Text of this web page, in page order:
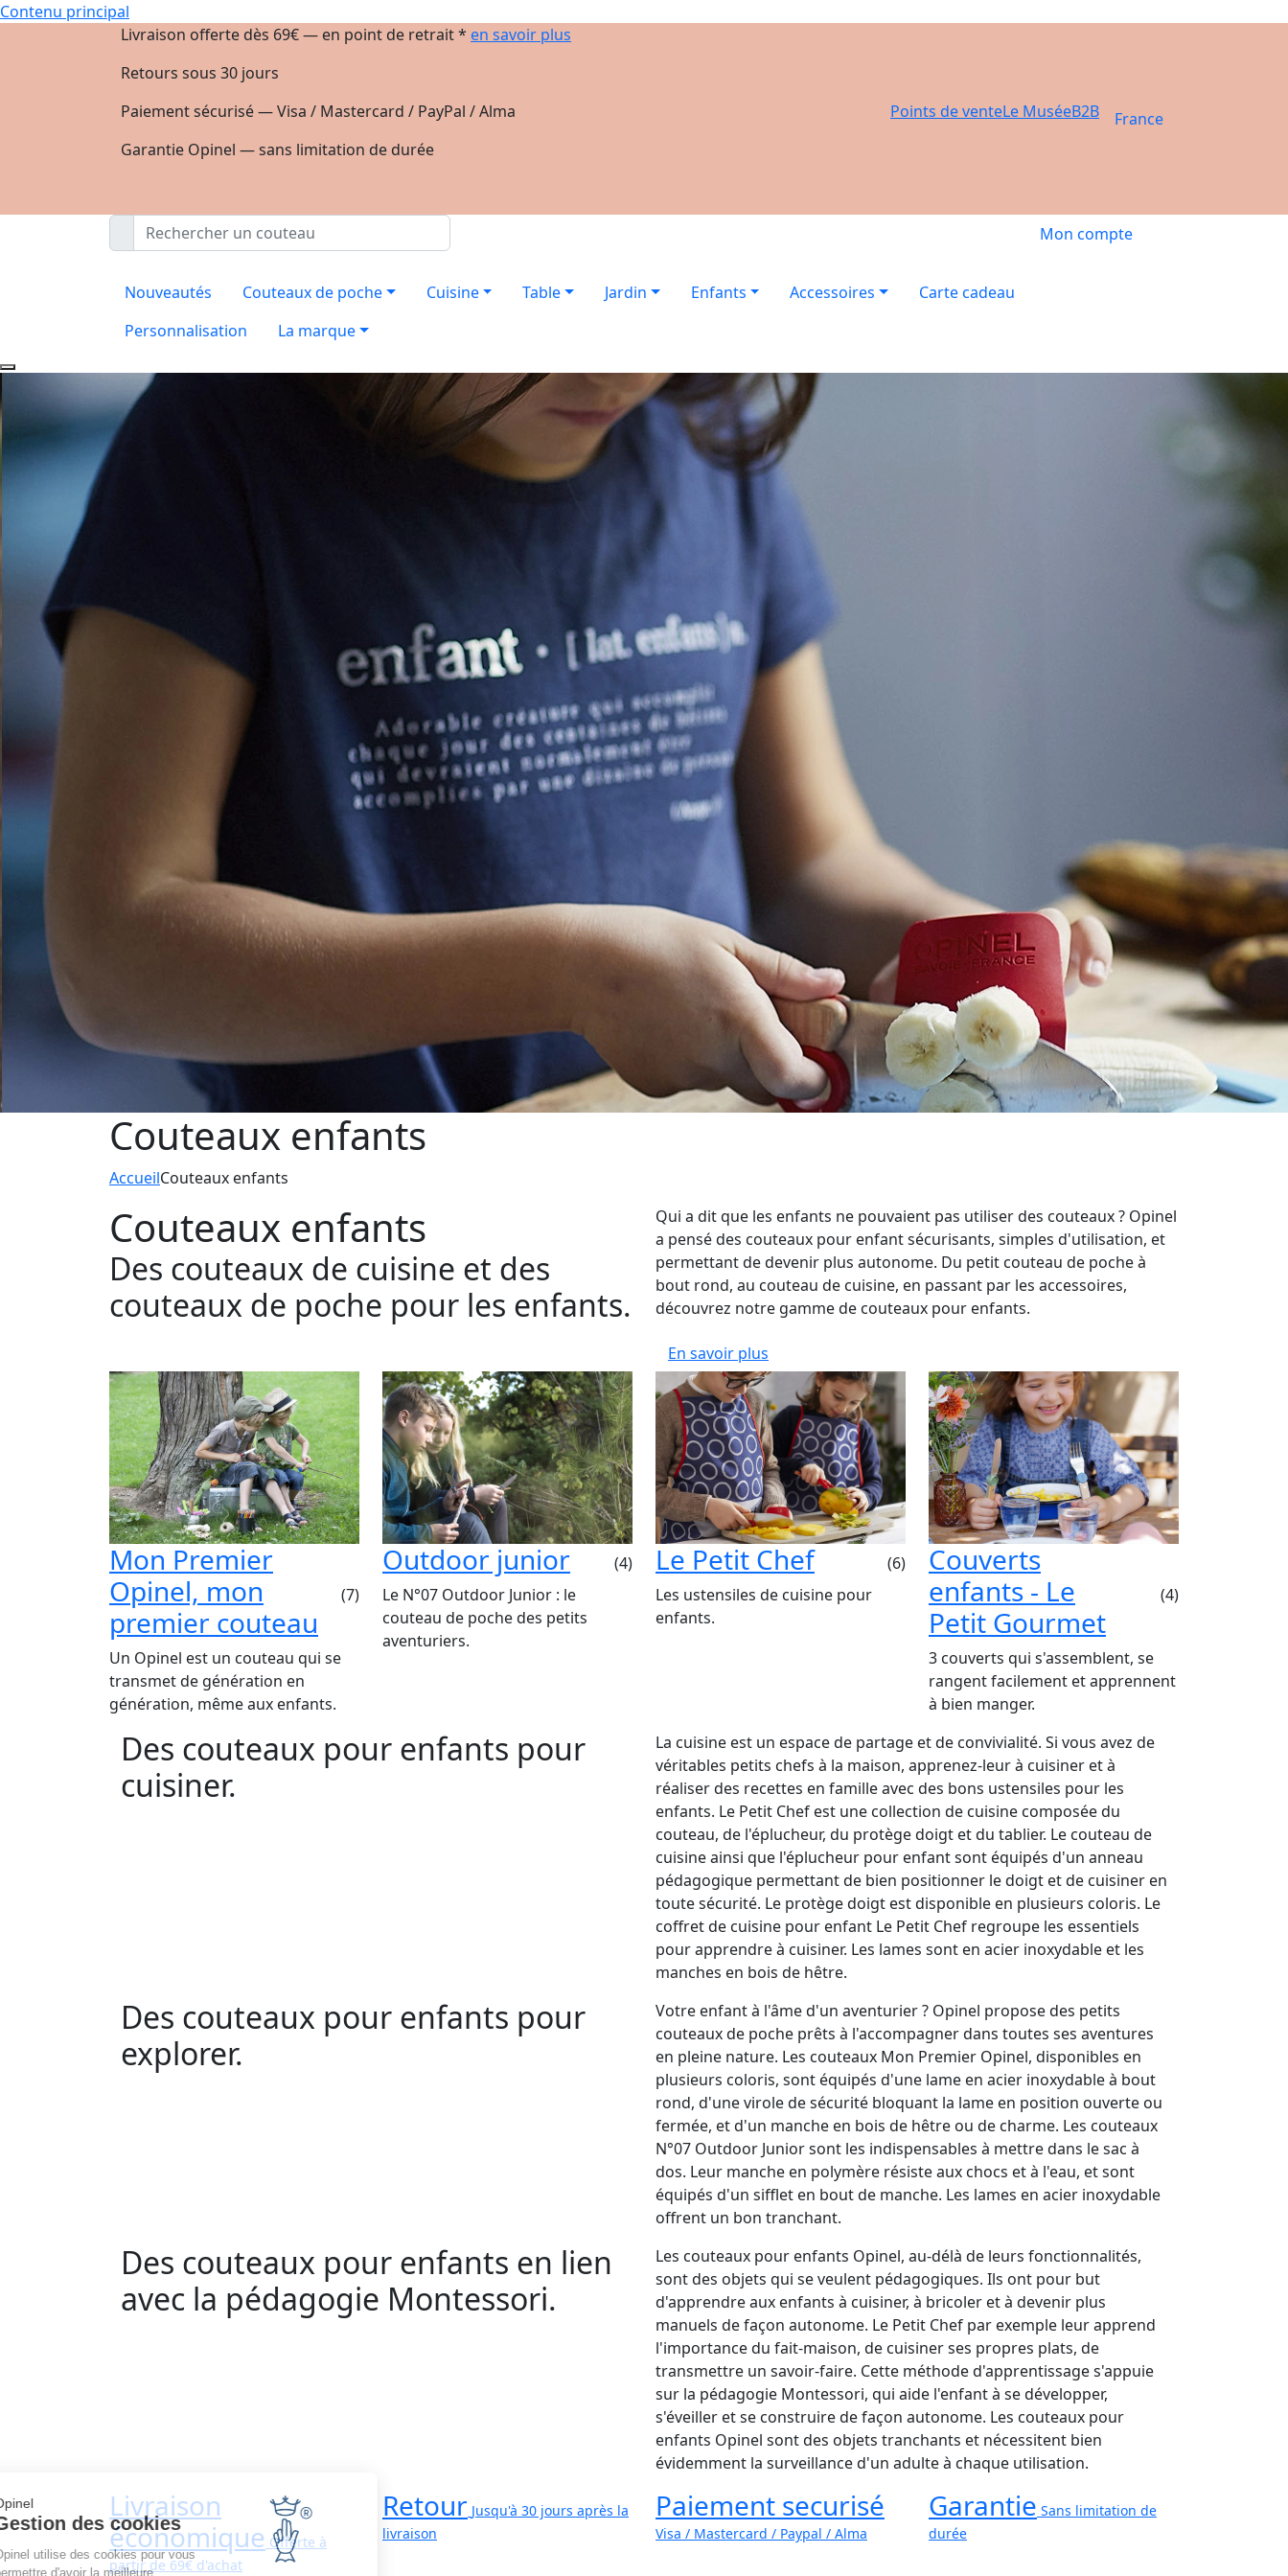
Gestion des cookies
Opinel utilise des cookies pour vous
permettre d'avoir la meilleure
Contenu principal
Livraison offerte dès 69€ — en point de retrait * en savoir plus
Retours sous 30 jours
Paiement sécurisé — Visa / Mastercard / PayPal / Alma
Garantie Opinel — sans limitation de durée
Points de venteLe MuséeB2B France
Mon compte
Nouveautés Couteaux de poche Cuisine Table Jardin Enfants Accessoires
Carte cadeau
Personnalisation
La marque
Couteaux enfants
AccueilCouteaux enfants
Couteaux enfants
Des couteaux de cuisine et des
couteaux de poche pour les enfants.
Qui a dit que les enfants ne pouvaient pas utiliser des couteaux ? Opinel
a pensé des couteaux pour enfant sécurisants, simples d'utilisation, et
permettant de devenir plus autonome. Du petit couteau de poche à
bout rond, au couteau de cuisine, en passant par les accessoires,
découvrez notre gamme de couteaux pour enfants.
En savoir plus
Mon Premier
Opinel, mon
premier couteau
(7)
Un Opinel est un couteau qui se
transmet de génération en
génération, même aux enfants.
Outdoor junior
(4)
Le N°07 Outdoor Junior : le
couteau de poche des petits
aventuriers.
Le Petit Chef
(6)
Les ustensiles de cuisine pour
enfants.
Couverts
enfants - Le
Petit Gourmet
(4)
3 couverts qui s'assemblent, se
rangent facilement et apprennent
à bien manger.
Des couteaux pour enfants pour
cuisiner.
La cuisine est un espace de partage et de convivialité. Si vous avez de
véritables petits chefs à la maison, apprenez-leur à cuisiner et à
réaliser des recettes en famille avec des bons ustensiles pour les
enfants. Le Petit Chef est une collection de cuisine composée du
couteau, de l'éplucheur, du protège doigt et du tablier. Le couteau de
cuisine ainsi que l'éplucheur pour enfant sont équipés d'un anneau
pédagogique permettant de bien positionner le doigt et de cuisiner en
toute sécurité. Le protège doigt est disponible en plusieurs coloris. Le
coffret de cuisine pour enfant Le Petit Chef regroupe les essentiels
pour apprendre à cuisiner. Les lames sont en acier inoxydable et les
manches en bois de hêtre.
Des couteaux pour enfants pour
explorer.
Votre enfant à l'âme d'un aventurier ? Opinel propose des petits
couteaux de poche prêts à l'accompagner dans toutes ses aventures
en pleine nature. Les couteaux Mon Premier Opinel, disponibles en
plusieurs coloris, sont équipés d'une lame en acier inoxydable à bout
rond, d'une virole de sécurité bloquant la lame en position ouverte ou
fermée, et d'un manche en bois de hêtre ou de charme. Les couteaux
N°07 Outdoor Junior sont les indispensables à mettre dans le sac à
dos. Leur manche en polymère résiste aux chocs et à l'eau, et sont
équipés d'un sifflet en bout de manche. Les lames en acier inoxydable
offrent un bon tranchant.
Des couteaux pour enfants en lien
avec la pédagogie Montessori.
Les couteaux pour enfants Opinel, au-délà de leurs fonctionnalités,
sont des objets qui se veulent pédagogiques. Ils ont pour but
d'apprendre aux enfants à cuisiner, à bricoler et à devenir plus
manuels de façon autonome. Le Petit Chef par exemple leur apprend
l'importance du fait-maison, de cuisiner ses propres plats, de
transmettre un savoir-faire. Cette méthode d'apprentissage s'appuie
sur la pédagogie Montessori, qui aide l'enfant à se développer,
s'éveiller et se construire de façon autonome. Les couteaux pour
enfants Opinel sont des objets tranchants et nécessitent bien
évidemment la surveillance d'un adulte à chaque utilisation.
Livraison
économique Offerte à
partir de 69€ d'achat
Retour Jusqu'à 30 jours après la
livraison
Paiement securisé
Visa / Mastercard / Paypal / Alma
Garantie Sans limitation de
durée